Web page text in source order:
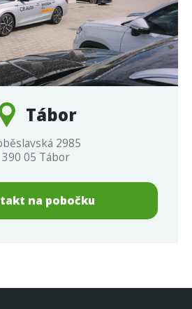
Tábor
2985
390 05 Tábor
na pobočku